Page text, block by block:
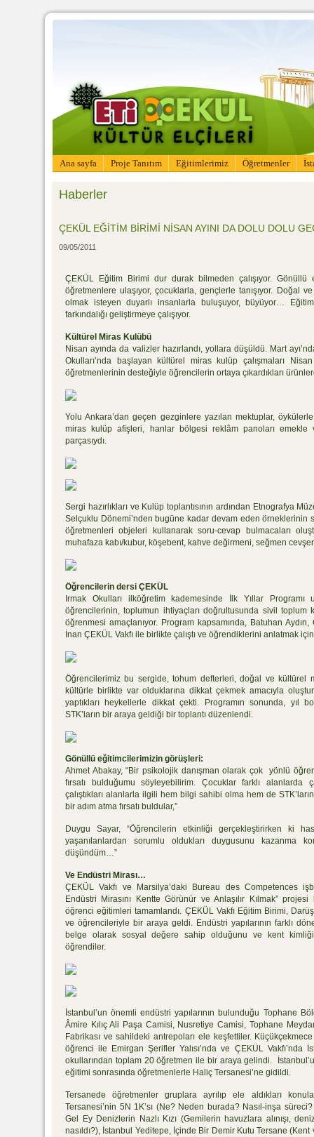
Ana sayfa Proje Tanıtım Eğitimlerimiz Öğretmenler
Haberler
ÇEKÜL EĞİTİM BİRİMİ NİSAN AYINI DA DOLU DOLU
09/05/2011
ÇEKÜL Eğitim Birimi dur durak bilmeden çalışıyor. Gönüllü
öğretmenlere ulaşıyor, çocuklarla, gençlerle tanışıyor. Doğal
olmak isteyen duyarlı insanlarla buluşuyor, büyüyor…
farkındalığı geliştirmeye çalışıyor.
Kültürel Miras Kulübü
Nisan ayında da valizler hazırlandı, yollara düşüldü. Mart
Okulları’nda başlayan kültürel miras kulüp çalışmaları
öğretmenlerinin desteğiyle öğrencilerin ortaya çıkardıkları
Yolu Ankara’dan geçen gezginlere yazılan mektuplar,
miras kulüp afişleri, hanlar bölgesi reklâm panoları emekle
parçasıydı.
Sergi hazırlıkları ve Kulüp toplantısının ardından Etnografya
Selçuklu Dönemi’nden bugüne kadar devam eden
öğretmenleri objeleri kullanarak soru-cevap bulmacaları
muhafaza kabı/kubur, köşebent, kahve değirmeni, seğmen
Öğrencilerin dersi ÇEKÜL
Irmak Okulları ilköğretim kademesinde İlk Yıllar
öğrencilerinin, toplumun ihtiyaçları doğrultusunda sivil toplum
öğrenmesi amaçlanıyor. Program kapsamında, Batuhan
İnan ÇEKÜL Vakfı ile birlikte çalıştı ve öğrendiklerini anlatmak
Öğrencilerimiz bu sergide, tohum defterleri, doğal ve kültürel
kültürle birlikte var olduklarına dikkat çekmek amacıyla
yaptıkları heykellerle dikkat çekti. Programın sonunda, yıl
STK’ların bir araya geldiği bir toplantı düzenlendi.
Gönüllü eğitimcilerimizin görüşleri:
Ahmet Abakay, “Bir psikolojik danışman olarak çok yönlü
fırsatı bulduğumu söyleyebilirim. Çocuklar farklı alanlarda
çalıştıkları alanlarla ilgili hem bilgi sahibi olma hem de
bir adım atma fırsatı buldular,”
Duygu Sayar, “Öğrencilerin etkinliği gerçekleştirirken ki
yaşanılanlardan sorumlu oldukları duygusunu kazanma
düşündüm…”
Ve Endüstri Mirası…
ÇEKÜL Vakfı ve Marsilya’daki Bureau des Competences
Endüstri Mirasını Kentte Görünür ve Anlaşılır Kılmak”
öğrenci eğitimleri tamamlandı. ÇEKÜL Vakfı Eğitim Birimi,
ve öğrencileriyle bir araya geldi. Endüstri yapılarının farklı
belge olarak sosyal değere sahip olduğunu ve kent
öğrendiler.
İstanbul’un önemli endüstri yapılarının bulunduğu Tophane
Âmire Kılıç Ali Paşa Camisi, Nusretiye Camisi, Tophane
Fabrikası ve sahildeki antrepoları ele keşfettiler.
öğrenci ile Emirgan Şerifler Yalısı’nda ve ÇEKÜL Vakfı’nda
okullarından toplam 20 öğretmen ile bir araya gelindi.
eğitimi sonrasında öğretmenlerle Haliç Tersanesi’ne gidildi.
Tersanede öğretmenler gruplara ayrılıp ele aldıkları
Tersanesi’nin 5N 1K’sı (Ne? Neden burada? Nasıl-inşa
Gel Ey Denizlerin Nazlı Kızı (Gemilerin havuzlara alınışı,
nasıldı?), İstanbul Yeditepe, İçinde Bir Demir Kutu Tersane